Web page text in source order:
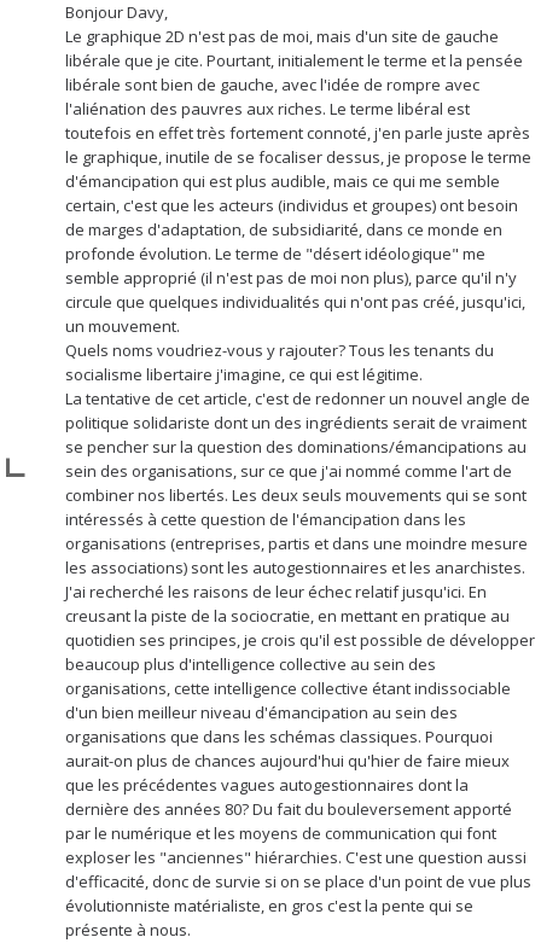
Bonjour Davy,
Le graphique 2D n'est pas de moi, mais d'un site de gauche
libérale que je cite. Pourtant, initialement le terme et la pensée
libérale sont bien de gauche, avec l'idée de rompre avec
l'aliénation des pauvres aux riches. Le terme libéral est
toutefois en effet très fortement connoté, j'en parle juste après
le graphique, inutile de se focaliser dessus, je propose le terme
d'émancipation qui est plus audible, mais ce qui me semble
certain, c'est que les acteurs (individus et groupes) ont besoin
de marges d'adaptation, de subsidiarité, dans ce monde en
profonde évolution. Le terme de "désert idéologique" me
semble approprié (il n'est pas de moi non plus), parce qu'il n'y
circule que quelques individualités qui n'ont pas créé, jusqu'ici,
un mouvement.
Quels noms voudriez-vous y rajouter? Tous les tenants du
socialisme libertaire j'imagine, ce qui est légitime.
La tentative de cet article, c'est de redonner un nouvel angle de
politique solidariste dont un des ingrédients serait de vraiment
se pencher sur la question des dominations/émancipations au
sein des organisations, sur ce que j'ai nommé comme l'art de
combiner nos libertés. Les deux seuls mouvements qui se sont
intéressés à cette question de l'émancipation dans les
organisations (entreprises, partis et dans une moindre mesure
les associations) sont les autogestionnaires et les anarchistes.
J'ai recherché les raisons de leur échec relatif jusqu'ici. En
creusant la piste de la sociocratie, en mettant en pratique au
quotidien ses principes, je crois qu'il est possible de développer
beaucoup plus d'intelligence collective au sein des
organisations, cette intelligence collective étant indissociable
d'un bien meilleur niveau d'émancipation au sein des
organisations que dans les schémas classiques. Pourquoi
aurait-on plus de chances aujourd'hui qu'hier de faire mieux
que les précédentes vagues autogestionnaires dont la
dernière des années 80? Du fait du bouleversement apporté
par le numérique et les moyens de communication qui font
exploser les "anciennes" hiérarchies. C'est une question aussi
d'efficacité, donc de survie si on se place d'un point de vue plus
évolutionniste matérialiste, en gros c'est la pente qui se
présente à nous.